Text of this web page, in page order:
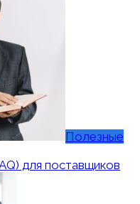
Полезные
для поставщиков